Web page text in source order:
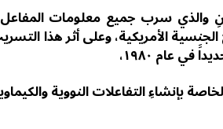
سرب جميع معلومات المفاعل
الأمريكية، وعلى أثر هذا
عام ١٩٨٠،
بإنشاءِ التفاعلات النووية